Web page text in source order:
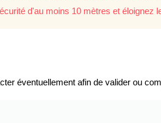
d'au moins 10 mètres et éloignez
éventuellement afin de valider ou